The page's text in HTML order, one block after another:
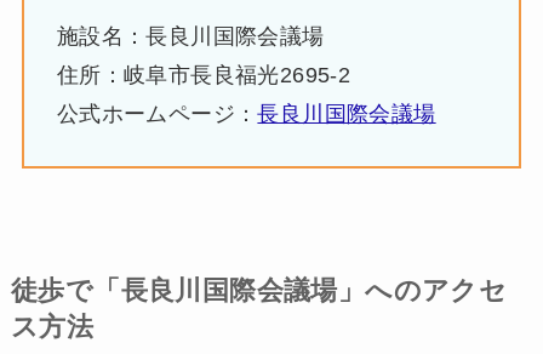
施設名：長良川国際会議場
住所：岐阜市長良福光2695-2
公式ホームページ：長良川国際会議場
徒歩で「長良川国際会議場」へのアクセ
ス方法